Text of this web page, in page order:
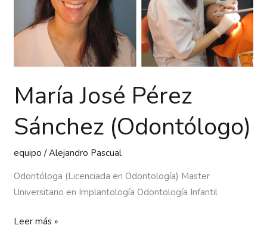
María José Pérez
Sánchez (Odontólogo)
equipo /Alejandro Pascual
Odontóloga (Licenciada en Odontología) Master
Universitario en Implantología Odontología Infantil
Leer más »